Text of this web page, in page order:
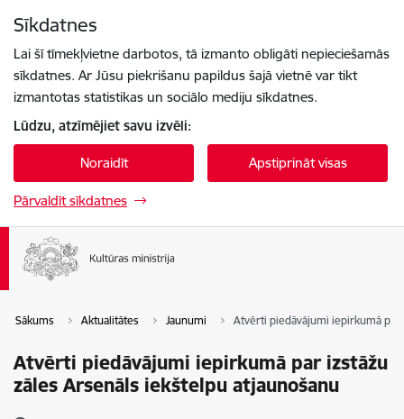
Sīkdatnes
Lai šī tīmekļvietne darbotos, tā izmanto obligāti nepieciešamās
sīkdatnes. Ar Jūsu piekrišanu papildus šajā vietnē var tikt
izmantotas statistikas un sociālo mediju sīkdatnes.
Lūdzu, atzīmējiet savu izvēli:
Noraidīt Apstiprināt visas
Pārvaldīt sīkdatnes
Sākums Aktualitātes Jaunumi Atvērti piedāvājumi iepirkumā par
Atvērti piedāvājumi iepirkumā par izstāžu
zāles Arsenāls iekštelpu atjaunošanu